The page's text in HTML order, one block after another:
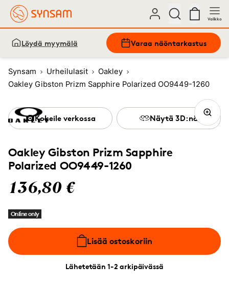
Valikko
Löydä myymälä Varaa näöntarkastus
Synsam Urheilulasit
Oakley
Oakley Gibston Prizm Sapphire Polarized OO9449-1260
Oakley Gibston Prizm Sapphire
Polarized OO9449-1260
136,80 €
Online only
Lisää ostoskoriin
Lähetetään 1-2 arkipäivässä
Kokeile verkossa Näytä 3D:nä